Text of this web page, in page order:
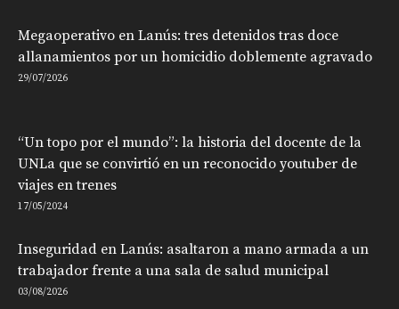
Megaoperativo en Lanús: tres detenidos tras doce
allanamientos por un homicidio doblemente agravado
29/07/2026
“Un topo por el mundo”: la historia del docente de la
UNLa que se convirtió en un reconocido youtuber de
viajes en trenes
17/05/2024
Inseguridad en Lanús: asaltaron a mano armada a un
trabajador frente a una sala de salud municipal
03/08/2026